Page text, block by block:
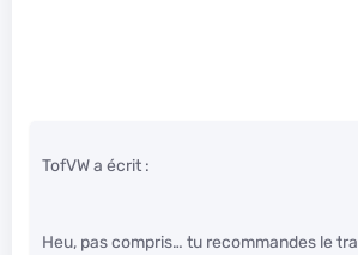
TofVW a écrit :
Heu, pas compris… tu recommandes le